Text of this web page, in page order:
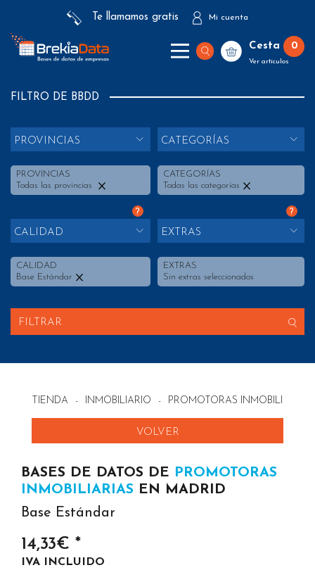
Te llamamos gratis Mi cuenta
Cesta 0
Ver artículos
FILTRO DE BBDD
PROVINCIAS
PROVINCIAS
Todas las provincias
CATEGORÍAS
CATEGORÍAS
Todas las categorías
?
CALIDAD
CALIDAD
Base Estándar
?
EXTRAS
EXTRAS
Sin extras seleccionados
FILTRAR
TIENDA - INMOBILIARIO - PROMOTORAS INMOBILIARIAS
VOLVER
BASES DE DATOS DE PROMOTORAS
INMOBILIARIAS EN MADRID
Base Estándar
14,33€ *
IVA INCLUIDO